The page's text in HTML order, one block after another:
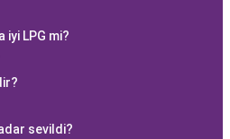
iyi LPG mi?
sevildi?